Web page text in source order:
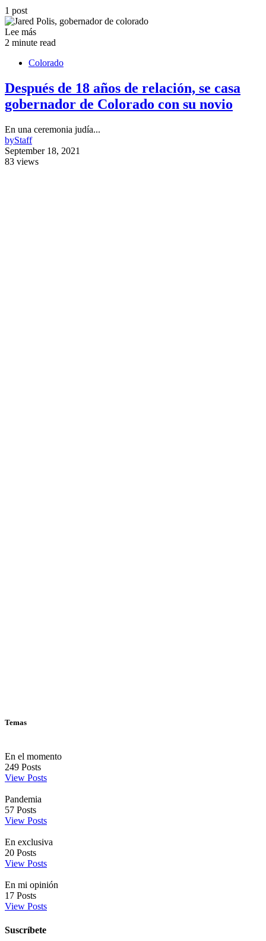
1 post
Lee más
2 minute read
Colorado
Después de 18 años de relación, se casa
gobernador de Colorado con su novio
En una ceremonia judía...
byStaff
September 18, 2021
83 views
Temas
En el momento
249 Posts
View Posts
Pandemia
57 Posts
View Posts
En exclusiva
20 Posts
View Posts
En mi opinión
17 Posts
View Posts
Suscríbete